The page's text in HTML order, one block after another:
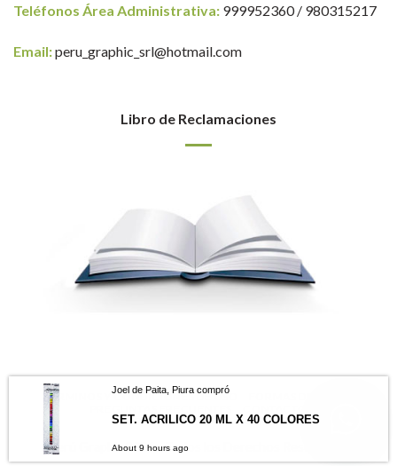
Teléfonos Área Administrativa: 999952360 / 980315217
Email:peru_graphic_srl@hotmail.com
Libro de Reclamaciones
TÉRMINOS Y CONDICIONES DE USO
LIBRO DE RECLAMACIONES
Perú Graphic 2026 - Todos los Derechos Reservados
Joel de Paita, Piura compró
SET. ACRILICO 20 ML X 40 COLORES
About 9 hours ago